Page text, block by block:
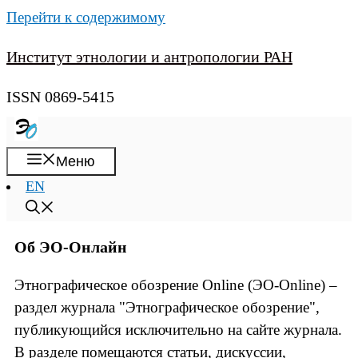
Перейти к содержимому
Институт этнологии и антропологии РАН
ISSN 0869-5415
Меню
EN
Об ЭО-Онлайн
Этнографическое обозрение Online (ЭО-Online) –
раздел журнала "Этнографическое обозрение",
публикующийся исключительно на сайте журнала.
В разделе помещаются статьи, дискуссии,